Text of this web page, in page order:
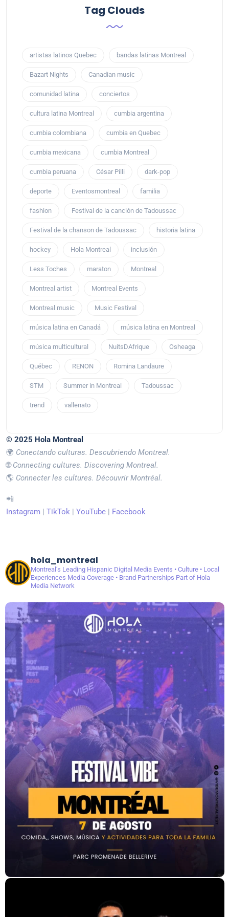
Tag Clouds
artistas latinos Quebec bandas latinas Montreal
Bazart Nights Canadian music
comunidad latina conciertos
cultura latina Montreal cumbia argentina
cumbia colombiana cumbia en Quebec
cumbia mexicana cumbia Montreal
cumbia peruana César Pilli dark-pop
deporte Eventosmontreal familia
fashion Festival de la canción de Tadoussac
Festival de la chanson de Tadoussac historia latina
hockey Hola Montreal inclusión
Less Toches maraton Montreal
Montreal artist Montreal Events
Montreal music Music Festival
música latina en Canadá música latina en Montreal
música multicultural NuitsDAfrique Osheaga
Québec RENON Romina Landaure
STM Summer in Montreal Tadoussac
trend vallenato
© 2025 Hola Montreal
🌍 Conectando culturas. Descubriendo Montreal.
🌐Connecting cultures. Discovering Montreal.
🌎 Connecter les cultures. Découvrir Montréal.
📲
Instagram | TikTok | YouTube | Facebook
hola_montreal
Montreal’s Leading Hispanic Digital MediaEvents • Culture • Local
Experiences Media Coverage • Brand Partnerships Part of Hola
Media Network